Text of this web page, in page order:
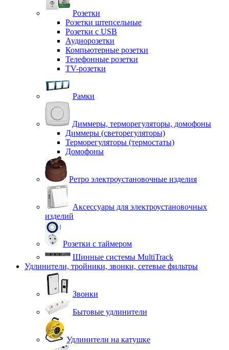
Розетки
Розетки штепсельные
Розетки с USB
Аудиорозетки
Компьютерные розетки
Телефонные розетки
TV-розетки
Рамки
Диммеры, терморегуляторы, домофоны
Диммеры (светорегуляторы)
Терморегуляторы (термостаты)
Домофоны
Ретро электроустановочные изделия
Аксессуары для электроустановочных
изделий
Розетки с таймером
Шинные системы MultiTrack
Удлинители, тройники, звонки, сетевые фильтры
Звонки
Бытовые удлинители
Удлинители на катушке